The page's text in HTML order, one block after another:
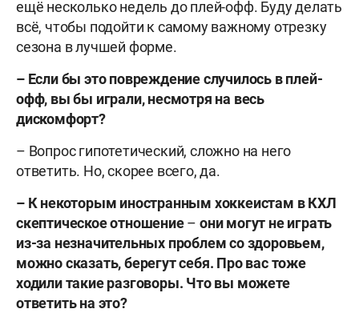
ещё несколько недель до плей-офф. Буду делать
всё, чтобы подойти к самому важному отрезку
сезона в лучшей форме.
– Если бы это повреждение случилось в плей-
офф, вы бы играли, несмотря на весь
дискомфорт?
– Вопрос гипотетический, сложно на него
ответить. Но, скорее всего, да.
– К некоторым иностранным хоккеистам в КХЛ
скептическое отношение–они могут не играть
из-за незначительных проблем со здоровьем,
можно сказать, берегут себя. Про вас тоже
ходили такие разговоры. Что вы можете
ответить на это?